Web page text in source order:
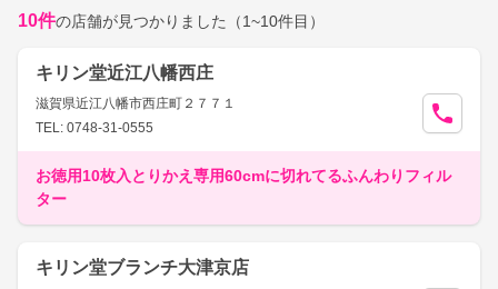
10件の店舗が見つかりました （1~10件目）
キリン堂近江八幡西庄
滋賀県近江八幡市西庄町２７７１
TEL: 0748-31-0555
お徳用10枚入とりかえ専用60cmに切れてるふんわりフィル
ター
キリン堂ブランチ大津京店